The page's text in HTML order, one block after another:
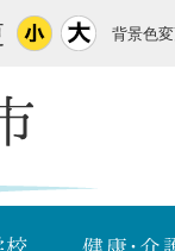
背景色